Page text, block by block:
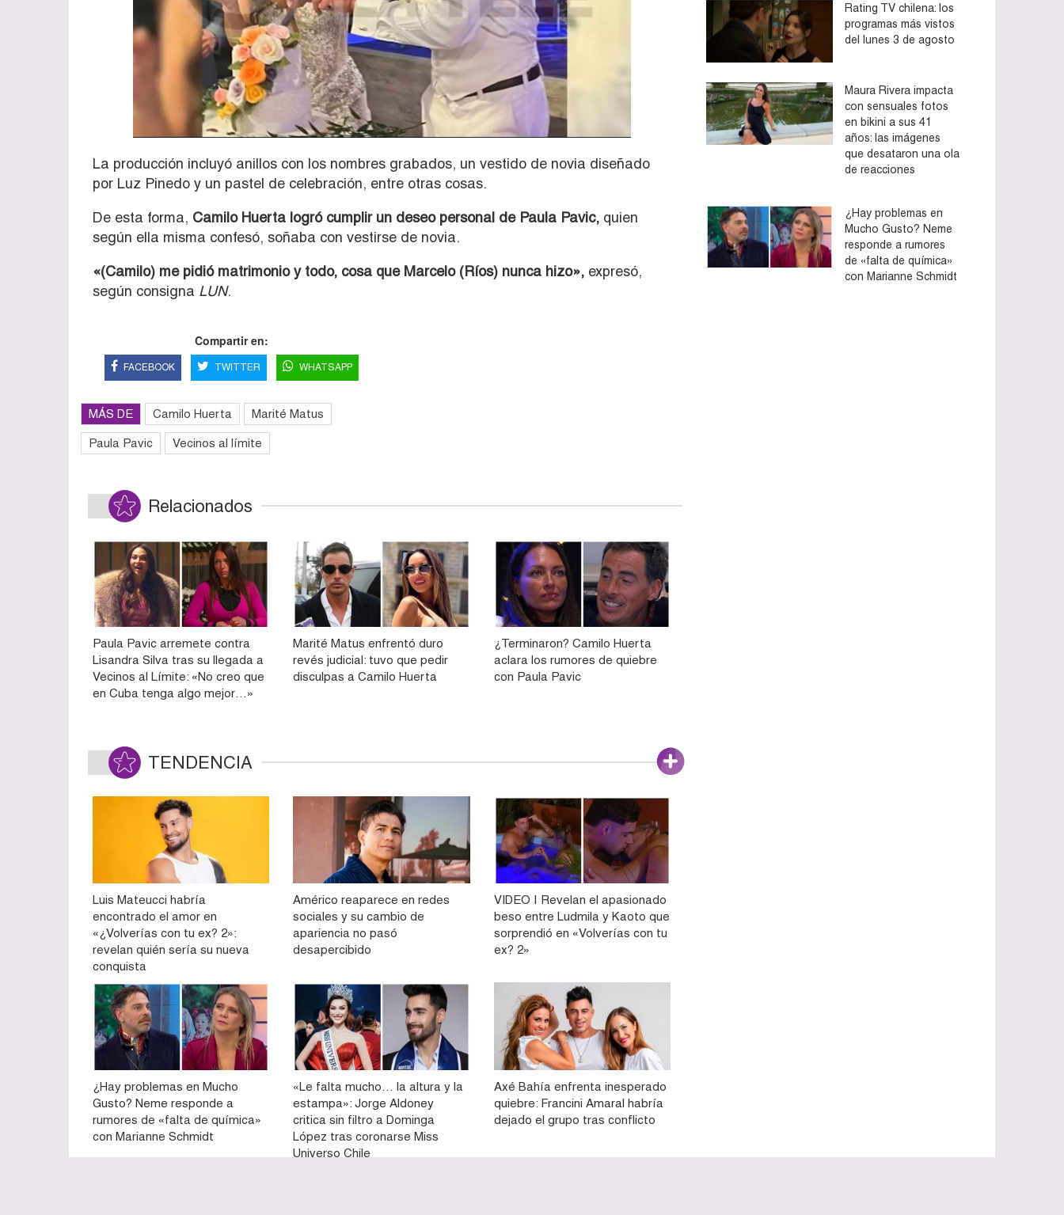
La producción incluyó anillos con los nombres grabados, un vestido de novia diseñado
por Luz Pinedo y un pastel de celebración, entre otras cosas.
De esta forma, Camilo Huerta logró cumplir un deseo personal de Paula Pavic, quien
según ella misma confesó, soñaba con vestirse de novia.
«(Camilo) me pidió matrimonio y todo, cosa que Marcelo (Ríos) nunca hizo», expresó,
según consigna LUN.
Compartir en:
FACEBOOK TWITTER WHATSAPP
MÁS DE Camilo Huerta Marité Matus
Paula Pavic Vecinos al límite
Relacionados
Paula Pavic arremete contra
Lisandra Silva tras su llegada a
Vecinos al Límite: «No creo que
en Cuba tenga algo mejor…»
Marité Matus enfrentó duro
revés judicial: tuvo que pedir
disculpas a Camilo Huerta
¿Terminaron? Camilo Huerta
aclara los rumores de quiebre
con Paula Pavic
TENDENCIA
Luis Mateucci habría
encontrado el amor en
«¿Volverías con tu ex? 2»:
revelan quién sería su nueva
conquista
Américo reaparece en redes
sociales y su cambio de
apariencia no pasó
desapercibido
VIDEO | Revelan el apasionado
beso entre Ludmila y Kaoto que
sorprendió en «Volverías con tu
ex? 2»
¿Hay problemas en Mucho
Gusto? Neme responde a
rumores de «falta de química»
con Marianne Schmidt
«Le falta mucho… la altura y la
estampa»: Jorge Aldoney
critica sin filtro a Dominga
López tras coronarse Miss
Universo Chile
Axé Bahía enfrenta inesperado
quiebre: Francini Amaral habría
dejado el grupo tras conflicto
Rating TV chilena: los
programas más vistos
del lunes 3 de agosto
Maura Rivera impacta
con sensuales fotos
en bikini a sus 41
años: las imágenes
que desataron una ola
de reacciones
¿Hay problemas en
Mucho Gusto? Neme
responde a rumores
de «falta de química»
con Marianne Schmidt